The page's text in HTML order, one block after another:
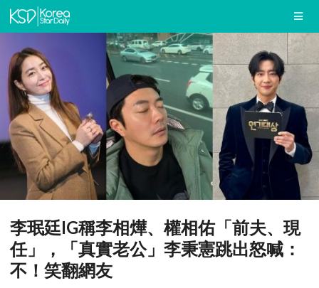
李珉廷IG稱李相燁、權相佑「前夫、現
任」，「真實老公」李秉憲跳出怒喊：
不！笑翻網友